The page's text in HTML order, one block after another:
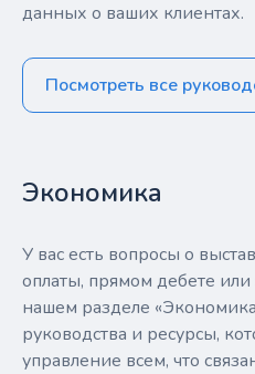
данных о ваших клиентах.
Посмотреть все
Экономика
У вас есть вопросы о
оплаты, прямом дебете
нашем разделе
руководства и ресурсы,
управление всем, что